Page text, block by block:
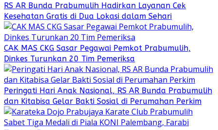
RS AR Bunda Prabumulih Hadirkan Layanan Cek
Kesehatan Gratis di Dua Lokasi dalam Sehari
CAK MAS CKG Sasar Pegawai Pemkot Prabumulih,
Dinkes Turunkan 20 Tim Pemeriksa
Peringati Hari Anak Nasional, RS AR Bunda Prabumulih
dan Kitabisa Gelar Bakti Sosial di Perumahan Perkim